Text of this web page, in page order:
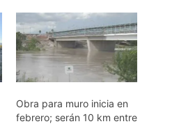
Obra para muro inicia en
febrero; serán 10 km entre